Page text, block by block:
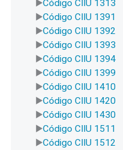
Código CIIU 1313
Código CIIU 1391
Código CIIU 1392
Código CIIU 1393
Código CIIU 1394
Código CIIU 1399
Código CIIU 1410
Código CIIU 1420
Código CIIU 1430
Código CIIU 1511
Código CIIU 1512